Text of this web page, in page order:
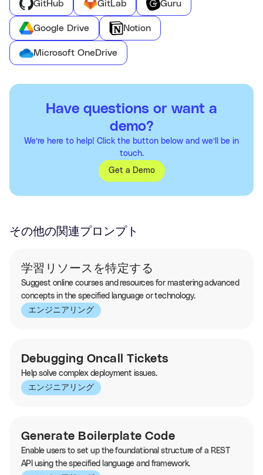
GitHub GitLab Guru
Google Drive Notion
Microsoft OneDrive
Have questions or want a
demo?
We’re here to help! Click the button below and we’ll be in
touch.
Get a Demo
その他の関連プロンプト
学習リソースを特定する
Suggest online courses and resources for mastering advanced
concepts in the specified language or technology.
エンジニアリング
Debugging Oncall Tickets
Help solve complex deployment issues.
エンジニアリング
Generate Boilerplate Code
Enable users to set up the foundational structure of a REST
API using the specified language and framework.